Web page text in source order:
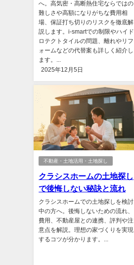
へ。高気密・高断熱住宅ならではの
難しさや高額になりがちな費用相
場、保証打ち切りのリスクを徹底解
説します。i-smartでの制限やハイド
ロテクトタイルの問題、離れやリフ
ォームなどの代替案も詳しく紹介し
ます。...
2025年12月5日
不動産・土地活用・土地探し
クラシスホームの土地探し
で後悔しない秘訣と流れ
クラシスホームでの土地探しを検討
中の方へ。後悔しないための流れ、
費用、不動産屋との連携、評判や注
意点を解説。理想の家づくりを実現
するコツが分かります。...